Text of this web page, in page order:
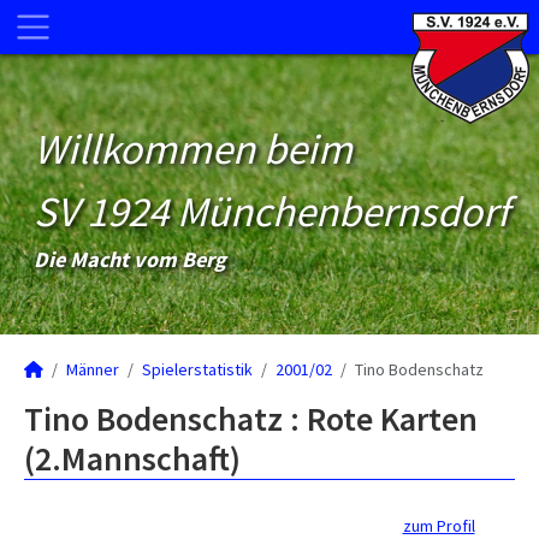
Willkommen beim
SV 1924 Münchenbernsdorf
Die Macht vom Berg
Männer Spielerstatistik 2001/02 Tino Bodenschatz
Tino Bodenschatz : Rote Karten
(2.Mannschaft)
zum Profil